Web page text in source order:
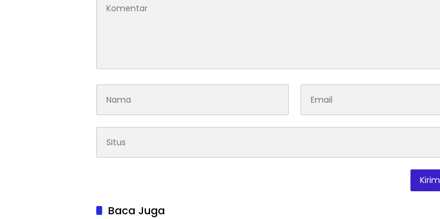
Baca Juga